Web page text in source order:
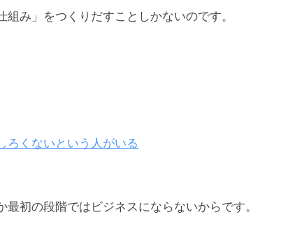
み」をつくりだすことしかないのです。
ろくないという人がいる
最初の段階ではビジネスにならないからです。